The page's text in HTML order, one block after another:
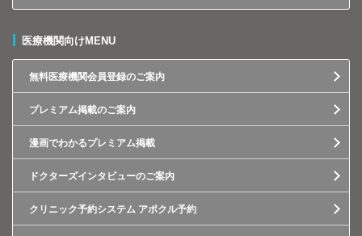
医療機関向けMENU
無料医療機関会員登録のご案内
プレミアム掲載のご案内
漫画でわかるプレミアム掲載
ドクターズインタビューのご案内
クリニック予約システム アポクル予約